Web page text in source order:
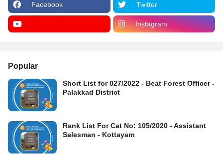
Facebook Twitter
Instagram
Popular
Short List for 027/2022 - Beat Forest Officer -
Palakkad District
Rank List For Cat No: 105/2020 - Assistant
Salesman - Kottayam